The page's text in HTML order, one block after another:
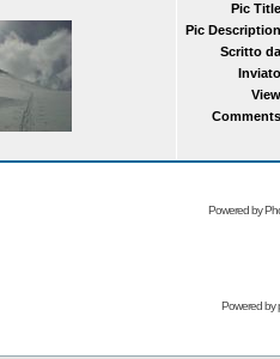
Pic
Pic
Scritto
Powered by
Powered by